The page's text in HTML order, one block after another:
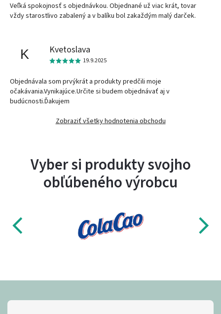
Veľká spokojnosť s objednávkou. Objednané už viac krát, tovar
vždy starostlivo zabalený a v balíku bol zakaždým malý darček.
K Kvetoslava
19.9.2025
Objednávala som prvýkrát a produkty predčili moje
očakávania.Vynikajúce.Určite si budem objednávať aj v
budúcnosti.Ďakujem
Zobraziť všetky hodnotenia obchodu
Vyber si produkty svojho
obľúbeného výrobcu